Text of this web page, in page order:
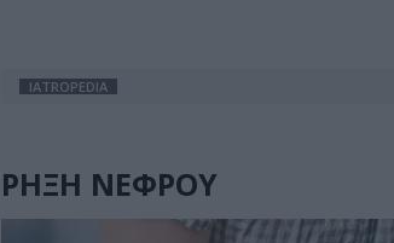
IATROPEDIA
ΡΗΞΗ ΝΕΦΡΟΥ